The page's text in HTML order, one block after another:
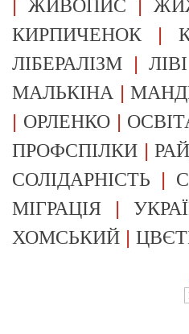
|ЖИВОПИС |
КИРПИЧЕНОК |
ЛІБЕРАЛІЗМ |ЛІВІ
МАЛЬКІНА |
| ОРЛЕНКО|
ПРОФСПІЛКИ |
СОЛІДАРНІСТЬ |
МІГРАЦІЯ |
ХОМСЬКИЙ |